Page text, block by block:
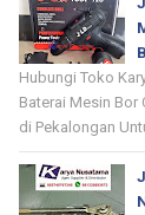
Hubungi Toko
Baterai Mesin Bor
di Pekalongan